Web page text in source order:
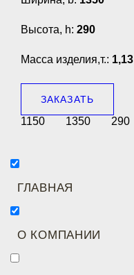
Высота, h: 290
Масса изделия,т.: 1,13
ЗАКАЗАТЬ
1150 1350 290
ГЛАВНАЯ
О КОМПАНИИ